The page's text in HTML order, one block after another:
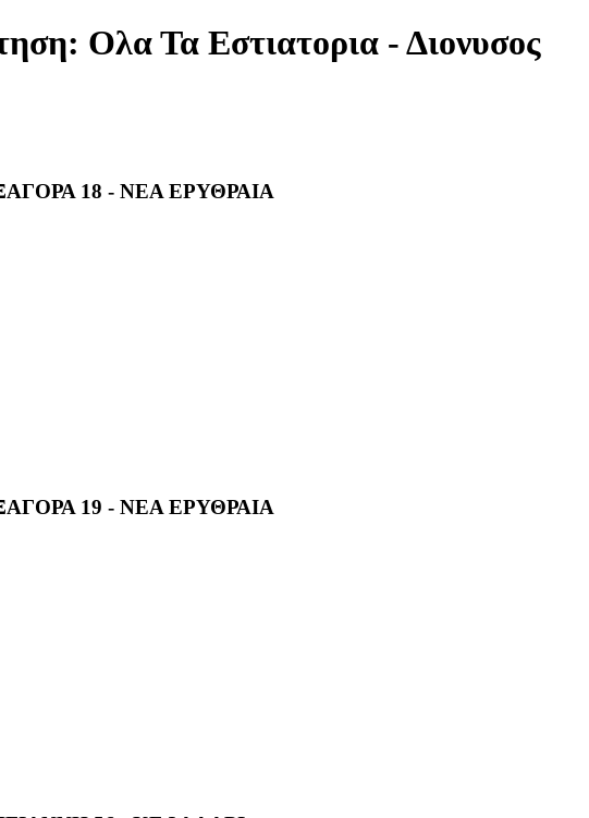
Ολα Τα Εστιατορια - Διονυσος
18 - ΝΕΑ ΕΡΥΘΡΑΙΑ
19 - ΝΕΑ ΕΡΥΘΡΑΙΑ